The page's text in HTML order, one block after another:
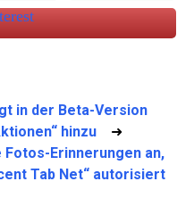
in der Beta-Version
hinzu ➜
Erinnerungen an,
Tab Net“ autorisiert